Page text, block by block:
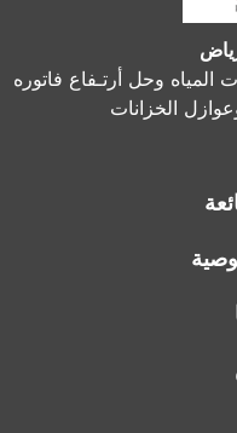
وحل أرتـفاع فاتوره
الخزانات